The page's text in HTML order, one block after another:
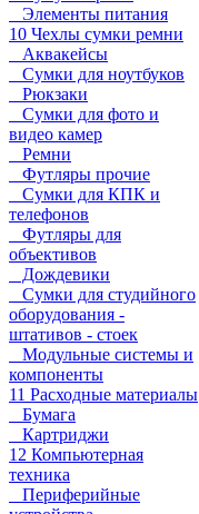
Элементы питания
10 Чехлы сумки ремни
Аквакейсы
Сумки для ноутбуков
Рюкзаки
Сумки для фото и
видео камер
Ремни
Футляры прочие
Сумки для КПК и
телефонов
Футляры для
объективов
Дождевики
Сумки для студийного
оборудования -
штативов - стоек
Модульные системы и
компоненты
11 Расходные материалы
Бумага
Картриджи
12 Компьютерная
техника
Периферийные